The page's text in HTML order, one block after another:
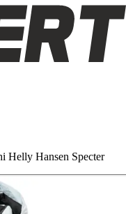
Helly Hansen Specter